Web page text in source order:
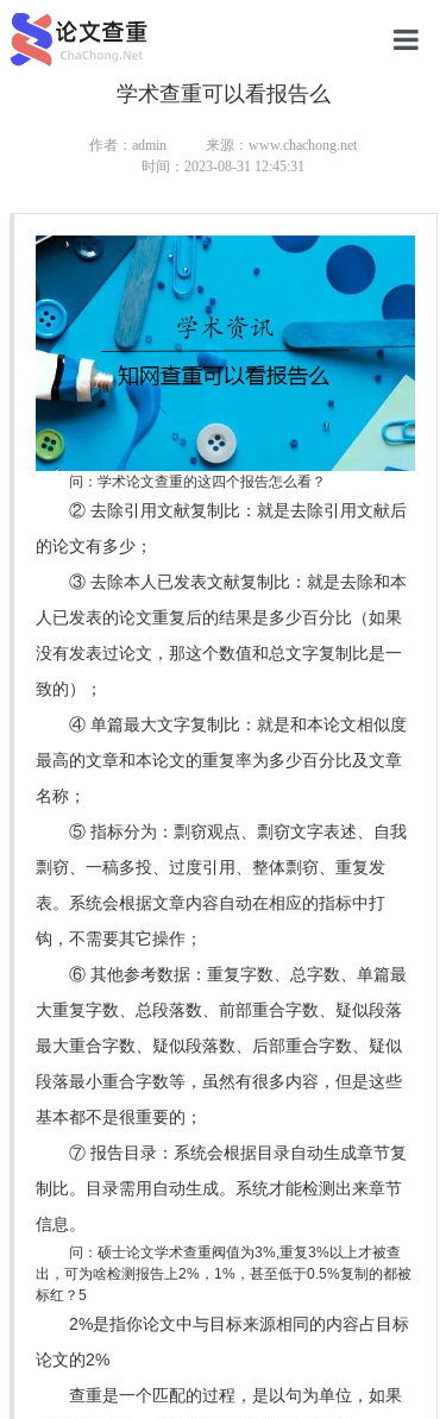
本科论文
研究生论
硕士论文
博士论文
学术查重可以看报告么
作者：admin
来源：www.chachong.net
时间：2023-08-31 12:45:31
问：学术论文查重的这四个报告怎么看？
② 去除引用文献复制比：就是去除引用文献后
的论文有多少；
③ 去除本人已发表文献复制比：就是去除和本
人已发表的论文重复后的结果是多少百分比（如果
没有发表过论文，那这个数值和总文字复制比是一
致的）；
④ 单篇最大文字复制比：就是和本论文相似度
最高的文章和本论文的重复率为多少百分比及文章
名称；
⑤ 指标分为：剽窃观点、剽窃文字表述、自我
剽窃、一稿多投、过度引用、整体剽窃、重复发
表。系统会根据文章内容自动在相应的指标中打
钩，不需要其它操作；
⑥ 其他参考数据：重复字数、总字数、单篇最
大重复字数、总段落数、前部重合字数、疑似段落
最大重合字数、疑似段落数、后部重合字数、疑似
段落最小重合字数等，虽然有很多内容，但是这些
基本都不是很重要的；
⑦ 报告目录：系统会根据目录自动生成章节复
制比。目录需用自动生成。系统才能检测出来章节
信息。
问：硕士论文学术查重阀值为3%,重复3%以上才被查
出，可为啥检测报告上2%，1%，甚至低于0.5%复制的都被
标红？5
2%是指你论文中与目标来源相同的内容占目标
论文的2%
查重是一个匹配的过程，是以句为单位，如果